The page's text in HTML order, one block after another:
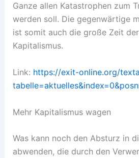
Ganze allen Katastrophen zum
werden soll. Die gegenwärtige
ist somit auch die große Zeit
Kapitalismus.
Link: https://exit-online.org/
Mehr Kapitalismus wagen
Was kann noch den Absturz in
abwenden, die durch den